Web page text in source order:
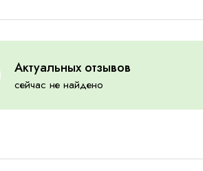
Актуальных отзывов
сейчас не найдено